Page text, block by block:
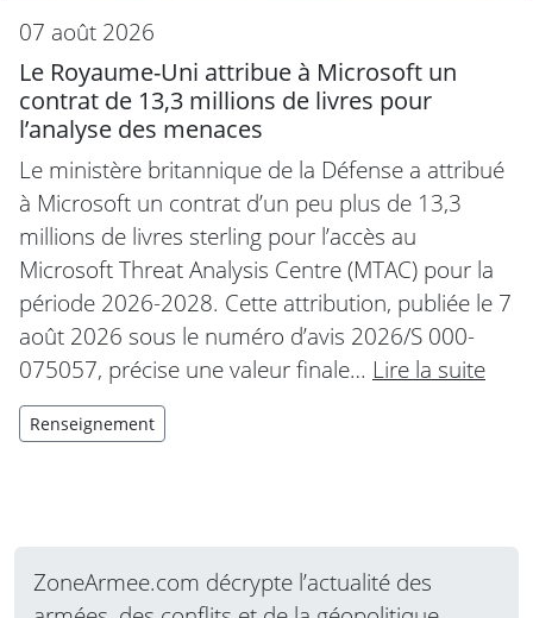
07 août 2026
Le Royaume-Uni attribue à Microsoft un
contrat de 13,3 millions de livres pour
l’analyse des menaces
Le ministère britannique de la Défense a attribué
à Microsoft un contrat d’un peu plus de 13,3
millions de livres sterling pour l’accès au
Microsoft Threat Analysis Centre (MTAC) pour la
période 2026-2028. Cette attribution, publiée le 7
août 2026 sous le numéro d’avis 2026/S 000-
075057, précise une valeur finale… Lire la suite
Renseignement
ZoneArmee.com décrypte l’actualité des